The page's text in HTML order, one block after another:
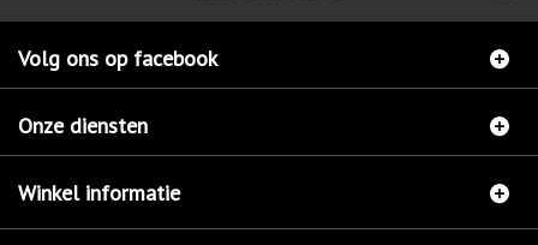
Volg ons op facebook
Onze diensten
Winkel informatie